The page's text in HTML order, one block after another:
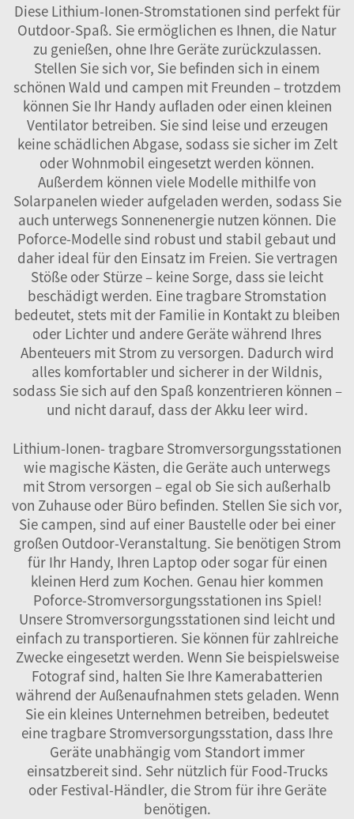
Diese Lithium-Ionen-Stromstationen sind perfekt für
Outdoor-Spaß. Sie ermöglichen es Ihnen, die Natur
zu genießen, ohne Ihre Geräte zurückzulassen.
Stellen Sie sich vor, Sie befinden sich in einem
schönen Wald und campen mit Freunden – trotzdem
können Sie Ihr Handy aufladen oder einen kleinen
Ventilator betreiben. Sie sind leise und erzeugen
keine schädlichen Abgase, sodass sie sicher im Zelt
oder Wohnmobil eingesetzt werden können.
Außerdem können viele Modelle mithilfe von
Solarpanelen wieder aufgeladen werden, sodass Sie
auch unterwegs Sonnenenergie nutzen können. Die
Poforce-Modelle sind robust und stabil gebaut und
daher ideal für den Einsatz im Freien. Sie vertragen
Stöße oder Stürze – keine Sorge, dass sie leicht
beschädigt werden. Eine tragbare Stromstation
bedeutet, stets mit der Familie in Kontakt zu bleiben
oder Lichter und andere Geräte während Ihres
Abenteuers mit Strom zu versorgen. Dadurch wird
alles komfortabler und sicherer in der Wildnis,
sodass Sie sich auf den Spaß konzentrieren können –
und nicht darauf, dass der Akku leer wird.
Lithium-Ionen- tragbare Stromversorgungsstationen
wie magische Kästen, die Geräte auch unterwegs
mit Strom versorgen – egal ob Sie sich außerhalb
von Zuhause oder Büro befinden. Stellen Sie sich vor,
Sie campen, sind auf einer Baustelle oder bei einer
großen Outdoor-Veranstaltung. Sie benötigen Strom
für Ihr Handy, Ihren Laptop oder sogar für einen
kleinen Herd zum Kochen. Genau hier kommen
Poforce-Stromversorgungsstationen ins Spiel!
Unsere Stromversorgungsstationen sind leicht und
einfach zu transportieren. Sie können für zahlreiche
Zwecke eingesetzt werden. Wenn Sie beispielsweise
Fotograf sind, halten Sie Ihre Kamerabatterien
während der Außenaufnahmen stets geladen. Wenn
Sie ein kleines Unternehmen betreiben, bedeutet
eine tragbare Stromversorgungsstation, dass Ihre
Geräte unabhängig vom Standort immer
einsatzbereit sind. Sehr nützlich für Food-Trucks
oder Festival-Händler, die Strom für ihre Geräte
benötigen.